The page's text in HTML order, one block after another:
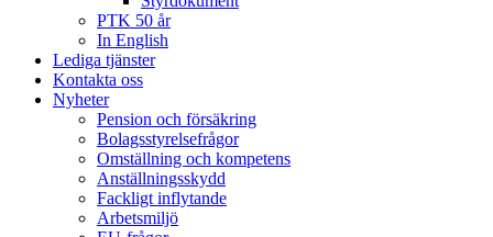
PTK 50 år
In English
Lediga tjänster
Kontakta oss
Nyheter
Pension och försäkring
Bolagsstyrelsefrågor
Omställning och kompetens
Anställningsskydd
Fackligt inflytande
Arbetsmiljö